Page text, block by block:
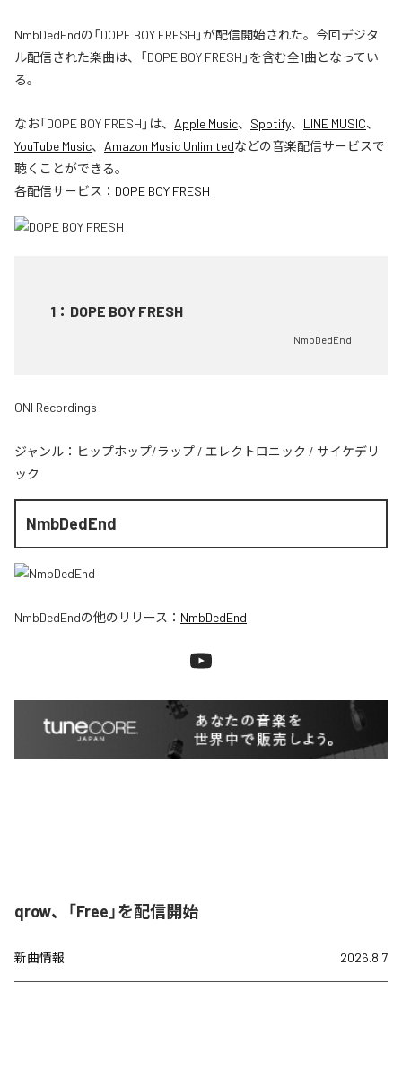
NmbDedEndの「DOPE BOY FRESH」が配信開始された。今回デジタ
ル配信された楽曲は、「DOPE BOY FRESH」を含む全1曲となってい
る。
なお「DOPE BOY FRESH 」は、 Apple Music、 Spotify、 LINE MUSIC、
YouTube Music、 Amazon Music Unlimitedなどの音楽配信サービスで
聴くことができる。
各配信サービス： DOPE BOY FRESH
1 ： DOPE BOY FRESH
NmbDedEnd
ONI Recordings
ジャンル： ヒップホップ/ラップ / エレクトロニック / サイケデリ
ック
NmbDedEnd
NmbDedEndの他のリリース： NmbDedEnd
qrow、「Free」を配信開始
新曲情報 2026.8.7